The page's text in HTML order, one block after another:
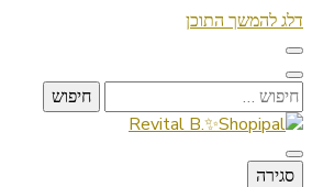
דלג להמשך התוכן
חיפוש:
Lifestyle ✦ Beauty ✦ Vegan ✦ Travel
סגירה